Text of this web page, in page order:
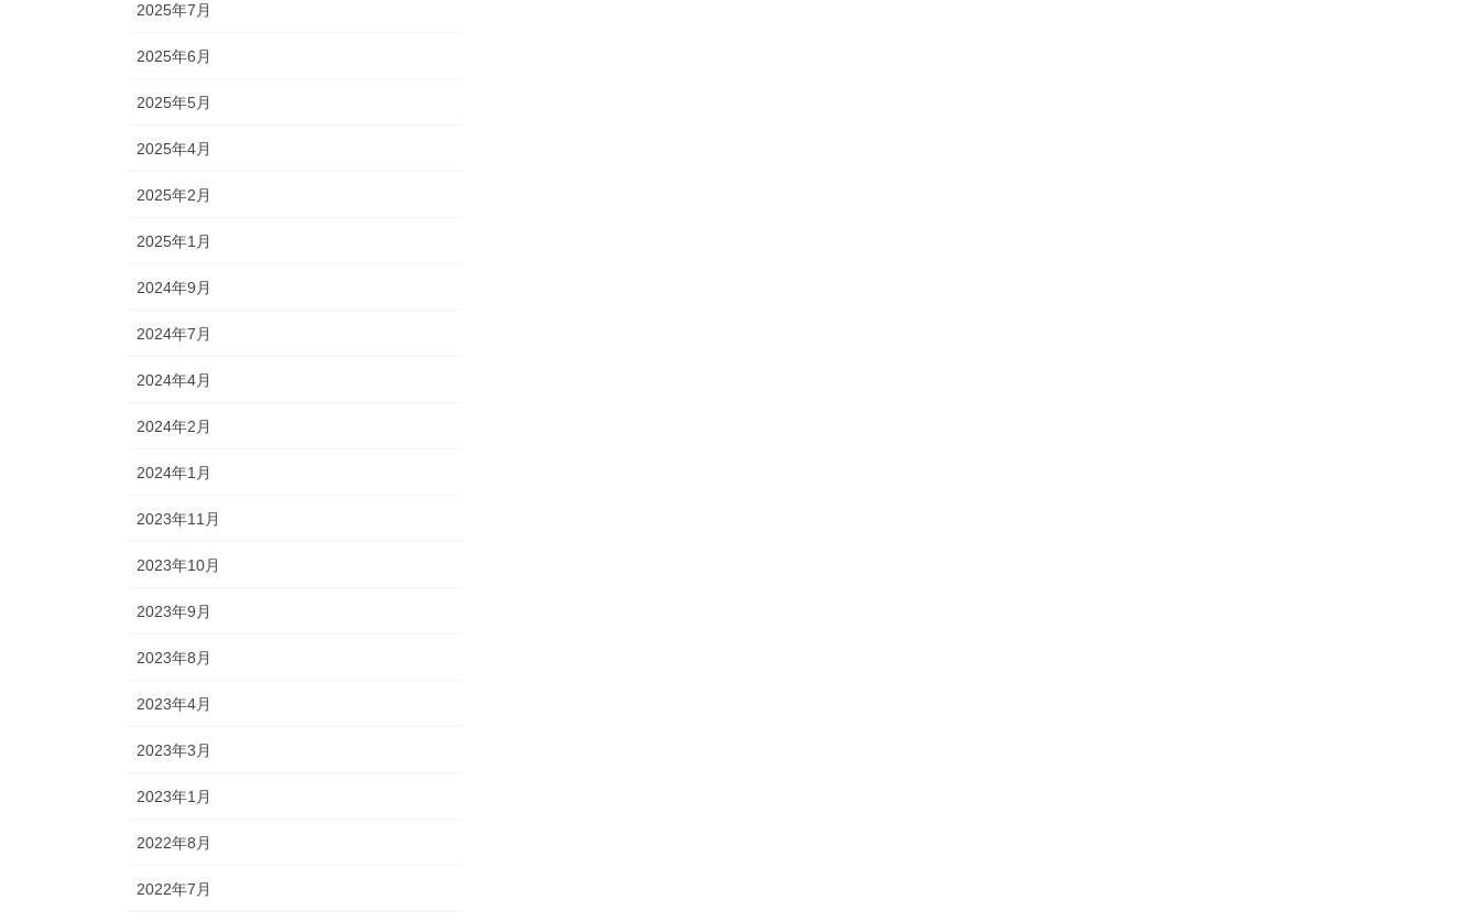
2025年7月
2025年6月
2025年5月
2025年4月
2025年2月
2025年1月
2024年9月
2024年7月
2024年4月
2024年2月
2024年1月
2023年11月
2023年10月
2023年9月
2023年8月
2023年4月
2023年3月
2023年1月
2022年8月
2022年7月